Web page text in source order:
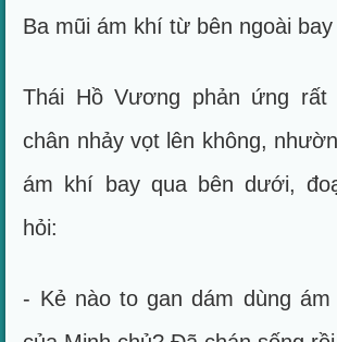
Ba mũi ám khí từ bên ngoài bay
Thái Hồ Vương phản ứng rất
chân nhảy vọt lên không,
ám khí bay qua bên dưới,
hỏi:
- Kẻ nào to gan dám dùng